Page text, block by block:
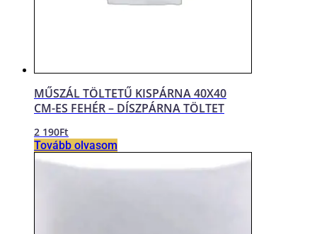
MŰSZÁL TÖLTETŰ KISPÁRNA 40X40
CM-ES FEHÉR – DÍSZPÁRNA TÖLTET
2 190Ft
Tovább olvasom